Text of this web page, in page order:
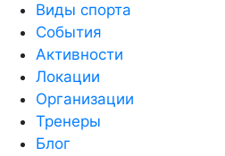
Виды спорта
События
Активности
Локации
Организации
Тренеры
Блог